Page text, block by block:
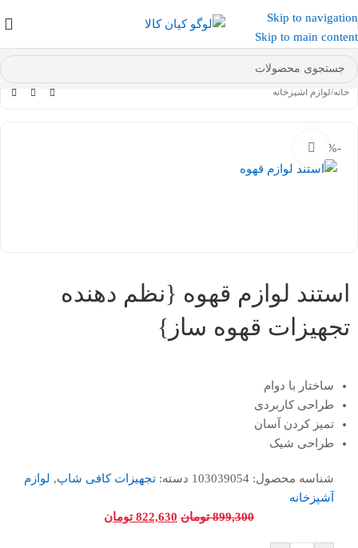
Skip to navigation
Skip to main content
عضو کانال بله کیان کالا شوید و کد تخفیف دریافت کنید.
خانه/لوازم آشپزخانه
-9%
استند لوازم قهوه {نظم دهنده
تجهیزات قهوه ساز}
ساختار با دوام
طراحی کاربردی
تمیز کردن آسان
طراحی شیک
شناسه محصول: 103039054 دسته: تجهیزات کافی شاپ, لوازم
آشپزخانه
899,300 تومان 822,630 تومان